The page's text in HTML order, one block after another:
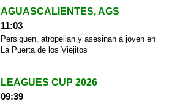
AGUASCALIENTES, AGS
11:03
Persiguen, atropellan y asesinan a joven en
La Puerta de los Viejitos
LEAGUES CUP 2026
09:39